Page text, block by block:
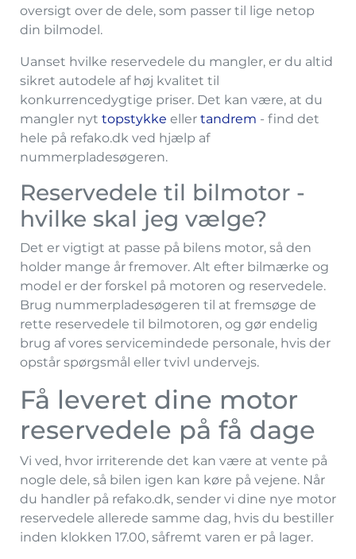
oversigt over de dele, som passer til lige netop
din bilmodel.
Uanset hvilke reservedele du mangler, er du altid
sikret autodele af høj kvalitet til
konkurrencedygtige priser. Det kan være, at du
mangler nyt topstykke eller tandrem - find det
hele på refako.dk ved hjælp af
nummerpladesøgeren.
Reservedele til bilmotor -
hvilke skal jeg vælge?
Det er vigtigt at passe på bilens motor, så den
holder mange år fremover. Alt efter bilmærke og
model er der forskel på motoren og reservedele.
Brug nummerpladesøgeren til at fremsøge de
rette reservedele til bilmotoren, og gør endelig
brug af vores servicemindede personale, hvis der
opstår spørgsmål eller tvivl undervejs.
Få leveret dine motor
reservedele på få dage
Vi ved, hvor irriterende det kan være at vente på
nogle dele, så bilen igen kan køre på vejene. Når
du handler på refako.dk, sender vi dine nye motor
reservedele allerede samme dag, hvis du bestiller
inden klokken 17.00, såfremt varen er på lager.